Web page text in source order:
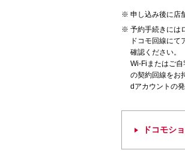
申し込み後に店
予約手続きには
ドコモ回線に
確認ください。
Wi-Fiまたはご
の契約回線をお
dアカウントの
ドコモシ